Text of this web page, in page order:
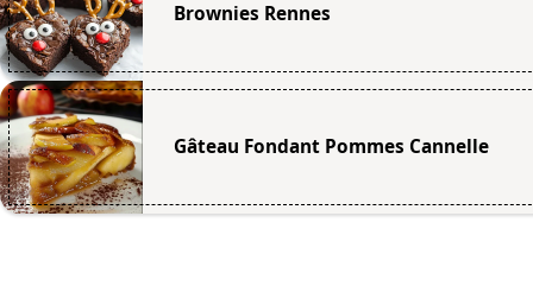
Brownies Rennes
Gâteau Fondant Pommes Cannelle